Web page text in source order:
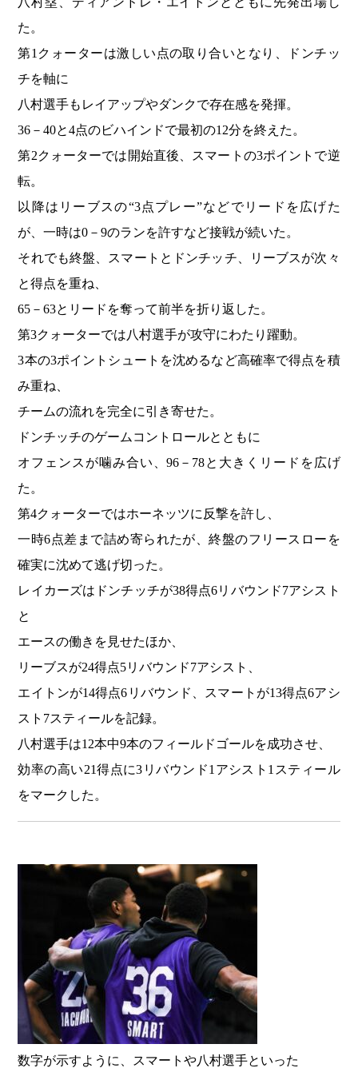
た。
第1クォーターは激しい点の取り合いとなり、ドンチッ
チを軸に
八村選手もレイアップやダンクで存在感を発揮。
36－40と4点のビハインドで最初の12分を終えた。
第2クォーターでは開始直後、スマートの3ポイントで逆
転。
以降はリーブスの“3点プレー”などでリードを広げた
が、一時は0－9のランを許すなど接戦が続いた。
それでも終盤、スマートとドンチッチ、リーブスが次々
と得点を重ね、
65－63とリードを奪って前半を折り返した。
第3クォーターでは八村選手が攻守にわたり躍動。
3本の3ポイントシュートを沈めるなど高確率で得点を積
み重ね、
チームの流れを完全に引き寄せた。
ドンチッチのゲームコントロールとともに
オフェンスが噛み合い、96－78と大きくリードを広げ
た。
第4クォーターではホーネッツに反撃を許し、
一時6点差まで詰め寄られたが、終盤のフリースローを
確実に沈めて逃げ切った。
レイカーズはドンチッチが38得点6リバウンド7アシスト
と
エースの働きを見せたほか、
リーブスが24得点5リバウンド7アシスト、
エイトンが14得点6リバウンド、スマートが13得点6アシ
スト7スティールを記録。
八村選手は12本中9本のフィールドゴールを成功させ、
効率の高い21得点に3リバウンド1アシスト1スティール
をマークした。
数字が示すように、スマートや八村選手といった